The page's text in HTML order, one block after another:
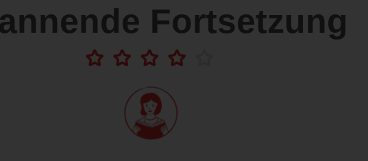
Fortsetzung